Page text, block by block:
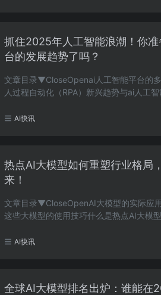
抓住2025年人工智能浪潮！你
台的发展趋势了吗？
文章目录▼CloseOpenai人工智能平台的
人过程自动化（RPA）新兴趋势与ai人工
AI快讯
热点AI大模型如何重塑行业格局
来！
文章目录▼CloseOpenAI大模型的实际应
这些大模型的使用技巧什么是热点AI大模
AI快讯
全球AI大模型排名出炉：谁能在